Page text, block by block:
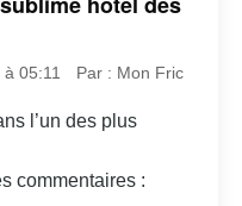
05:11 Par : Mon Fric
l’un des plus
commentaires :